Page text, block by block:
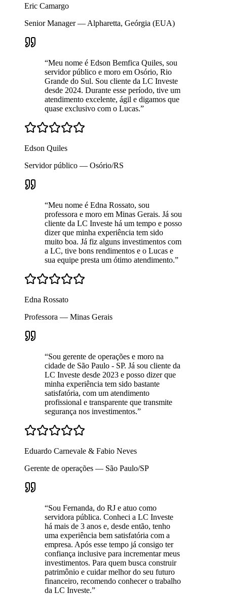
Eric Camargo
Senior Manager — Alpharetta, Geórgia (EUA)
“Meu nome é Edson Bemfica Quiles, sou
servidor público e moro em Osório, Rio
Grande do Sul. Sou cliente da LC Investe
desde 2024. Durante esse período, tive um
atendimento excelente, ágil e digamos que
quase exclusivo com o Lucas.”
Edson Quiles
Servidor público — Osório/RS
“Meu nome é Edna Rossato, sou
professora e moro em Minas Gerais. Já sou
cliente da LC Investe há um tempo e posso
dizer que minha experiência tem sido
muito boa. Já fiz alguns investimentos com
a LC, tive bons rendimentos e o Lucas e
sua equipe presta um ótimo atendimento.”
Edna Rossato
Professora — Minas Gerais
“Sou gerente de operações e moro na
cidade de São Paulo - SP. Já sou cliente da
LC Investe desde 2023 e posso dizer que
minha experiência tem sido bastante
satisfatória, com um atendimento
profissional e transparente que transmite
segurança nos investimentos.”
Eduardo Carnevale & Fabio Neves
Gerente de operações — São Paulo/SP
“Sou Fernanda, do RJ e atuo como
servidora pública. Conheci a LC Investe
há mais de 3 anos e, desde então, tenho
uma experiência bem satisfatória com a
empresa. Após esse tempo já consigo ter
confiança inclusive para incrementar meus
investimentos. Para quem busca construir
patrimônio e cuidar melhor do seu futuro
financeiro, recomendo conhecer o trabalho
da LC Investe.”